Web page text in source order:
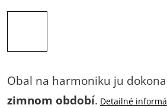
Obal na harmoniku ju
zimnom období. Detailné